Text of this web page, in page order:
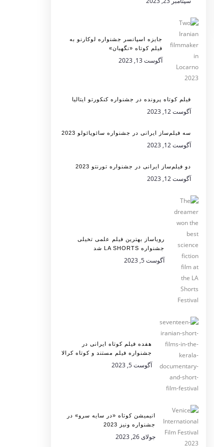
جایزه اسپانسر جشنواره لوکارنو به
فیلم کوتاه «نگهبان»
آگوست 13, 2023
فیلم کوتاه پرونده در جشنواره کنکورتو ایتالیا
آگوست 12, 2023
سه فیلم‌ساز ایرانی در جشنواره سائوپائولو 2023
آگوست 12, 2023
دو فیلم‌ساز ایرانی در جشنواره تورنتو 2023
آگوست 12, 2023
رویاساز بهترین فیلم علمی تخیلی
جشنواره LA SHORTS شد
آگوست 5, 2023
هفده فیلم کوتاه ایرانی در
جشنواره فیلم مستند و کوتاه کرالا
آگوست 5, 2023
انیمیشن کوتاه «در سایه سرو» در
جشنواره ونیز 2023
جولای 26, 2023